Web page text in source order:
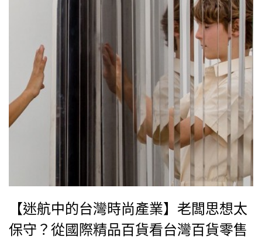
【迷航中的台灣時尚產業】老闆思想太
保守？從國際精品百貨看台灣百貨零售